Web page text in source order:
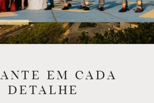
EM CADA
DETALHE